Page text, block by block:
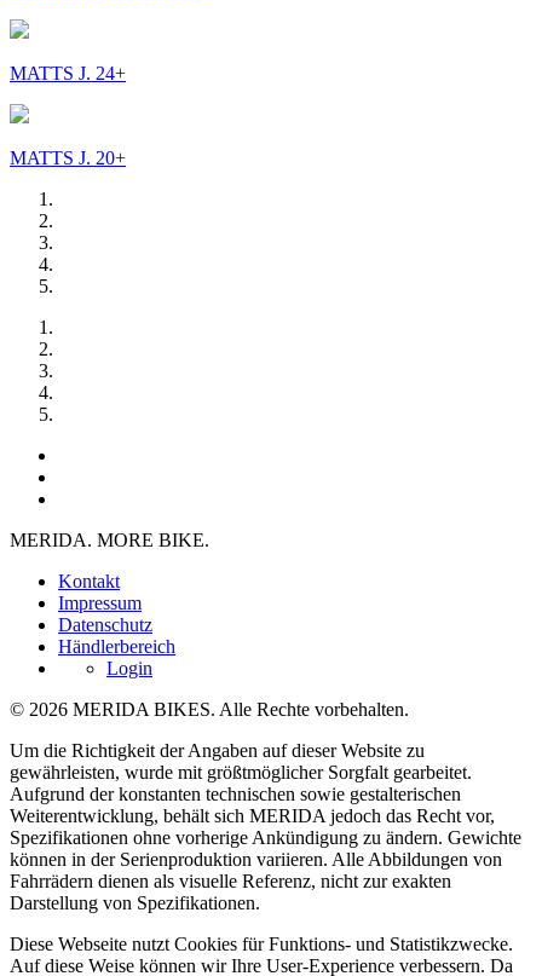
MATTS J. 24+
MATTS J. 20+
MERIDA. MORE BIKE.
Kontakt
Impressum
Datenschutz
Händlerbereich
Login
© 2026 MERIDA BIKES. Alle Rechte vorbehalten.
Um die Richtigkeit der Angaben auf dieser Website zu
gewährleisten, wurde mit größtmöglicher Sorgfalt gearbeitet.
Aufgrund der konstanten technischen sowie gestalterischen
Weiterentwicklung, behält sich MERIDA jedoch das Recht vor,
Spezifikationen ohne vorherige Ankündigung zu ändern. Gewichte
können in der Serienproduktion variieren. Alle Abbildungen von
Fahrrädern dienen als visuelle Referenz, nicht zur exakten
Darstellung von Spezifikationen.
Diese Webseite nutzt Cookies für Funktions- und Statistikzwecke.
Auf diese Weise können wir Ihre User-Experience verbessern. Da